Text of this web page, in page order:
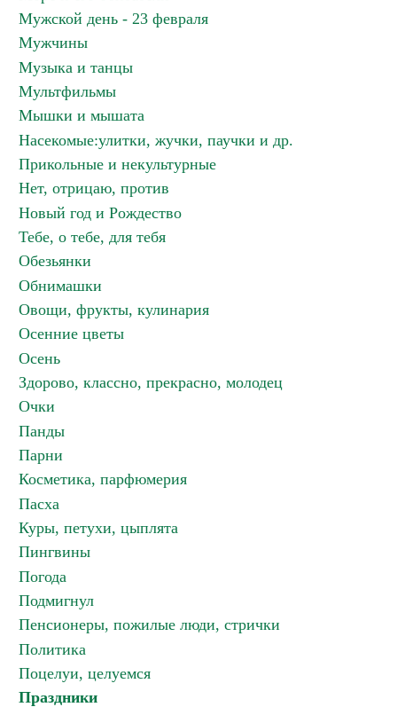
Мужской день - 23 февраля
Мужчины
Музыка и танцы
Мультфильмы
Мышки и мышата
Насекомые:улитки, жучки, паучки и др.
Прикольные и некультурные
Нет, отрицаю, против
Новый год и Рождество
Тебе, о тебе, для тебя
Обезьянки
Обнимашки
Овощи, фрукты, кулинария
Осенние цветы
Осень
Здорово, классно, прекрасно, молодец
Очки
Панды
Парни
Косметика, парфюмерия
Пасха
Куры, петухи, цыплята
Пингвины
Погода
Подмигнул
Пенсионеры, пожилые люди, стрички
Политика
Поцелуи, целуемся
Праздники